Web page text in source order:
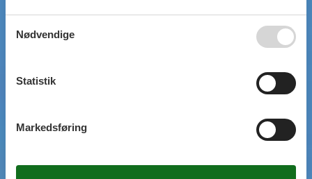
Nødvendige
Statistik
Markedsføring